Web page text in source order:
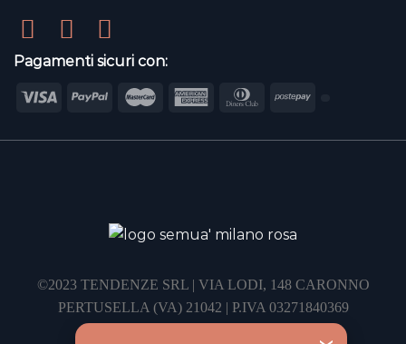
Pagamenti sicuri con:
©2023 TENDENZE SRL | VIA LODI, 148 CARONNO
PERTUSELLA (VA) 21042 | P.IVA 03271840369